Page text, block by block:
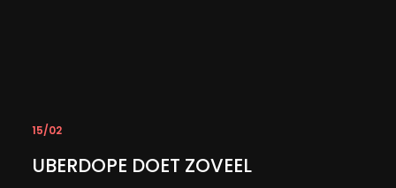
15/02
UBERDOPE DOET ZOVEEL